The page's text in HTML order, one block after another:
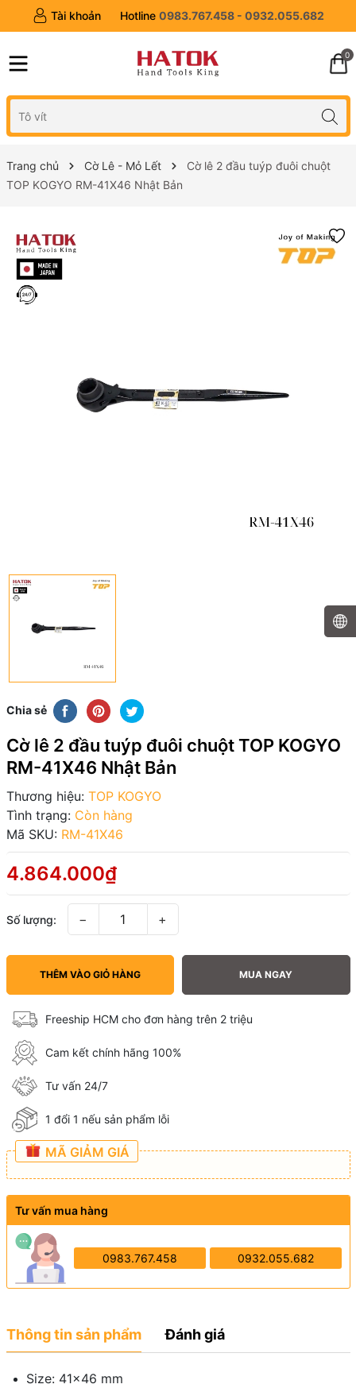
Tài khoản Hotline 0983.767.458 - 0932.055.682
0
Trang chủ Cờ Lê - Mỏ Lết
Cờ lê 2 đầu tuýp đuôi chuột
TOP KOGYO RM-41X46 Nhật Bản
Chia sẻ
Cờ lê 2 đầu tuýp đuôi chuột TOP KOGYO
RM-41X46 Nhật Bản
Thương hiệu: TOP KOGYO
Tình trạng: Còn hàng
Mã SKU: RM-41X46
4.864.000₫
Số lượng: − +
THÊM VÀO GIỎ HÀNG MUA NGAY
Freeship HCM cho đơn hàng trên 2 triệu
Cam kết chính hãng 100%
Tư vấn 24/7
1 đổi 1 nếu sản phẩm lỗi
MÃ GIẢM GIÁ
Tư vấn mua hàng
0983.767.458 0932.055.682
Thông tin sản phẩm Đánh giá
Size: 41x46 mm